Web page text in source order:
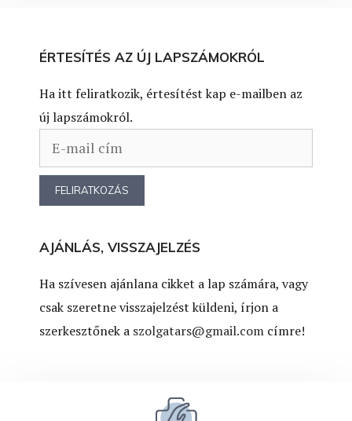
ÉRTESÍTÉS AZ ÚJ LAPSZÁMOKRÓL
Ha itt feliratkozik, értesítést kap e-mailben az
új lapszámokról.
AJÁNLÁS, VISSZAJELZÉS
Ha szívesen ajánlana cikket a lap számára, vagy
csak szeretne visszajelzést küldeni, írjon a
szerkesztőnek a szolgatars@gmail.com címre!